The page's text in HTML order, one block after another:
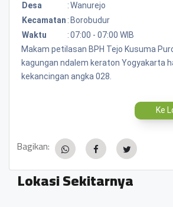
Desa
:Wanurejo
Kecamatan : Borobudur
Waktu
:07:00 - 07:00 WIB
Makam petilasan BPH Tejo Kusuma
kagungan ndalem keraton Yogyakarta
kekancingan angka 028.
Ke
Bagikan:
Lokasi Sekitarnya